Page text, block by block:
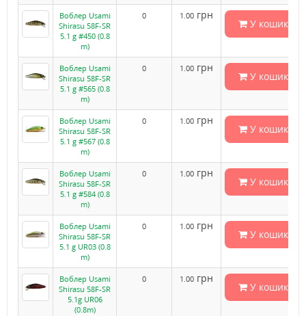
Воблер Usami
Shirasu 58F-SR
5.1 g #450 (0.8
m)
0 1.00 грн
У кошик
Воблер Usami
Shirasu 58F-SR
5.1 g #565 (0.8
m)
0 1.00 грн
У кошик
Воблер Usami
Shirasu 58F-SR
5.1 g #567 (0.8
m)
0 1.00 грн
У кошик
Воблер Usami
Shirasu 58F-SR
5.1 g #584 (0.8
m)
0 1.00 грн
У кошик
Воблер Usami
Shirasu 58F-SR
5.1 g UR03 (0.8
m)
0 1.00 грн
У кошик
Воблер Usami
Shirasu 58F-SR
5.1g UR06
(0.8m)
0 1.00 грн
У кошик